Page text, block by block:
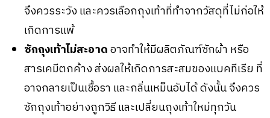
จึงควรระวัง และควรเลือกถุงเท้าที่ทำจากวัสดุที่ไม่ก่อให้
เกิดการแพ้
ซักถุงเท้าไม่สะอาดอาจทำให้มีผลิตภัณฑ์ซักผ้า หรือ
สารเคมีตกค้าง ส่งผลให้เกิดการสะสมของแบคทีเรีย ที่
อาจกลายเป็นเชื้อรา และกลิ่นเหม็นอับได้ ดังนั้น จึงควร
ซักถุงเท้าอย่างถูกวิธี และเปลี่ยนถุงเท้าใหม่ทุกวัน